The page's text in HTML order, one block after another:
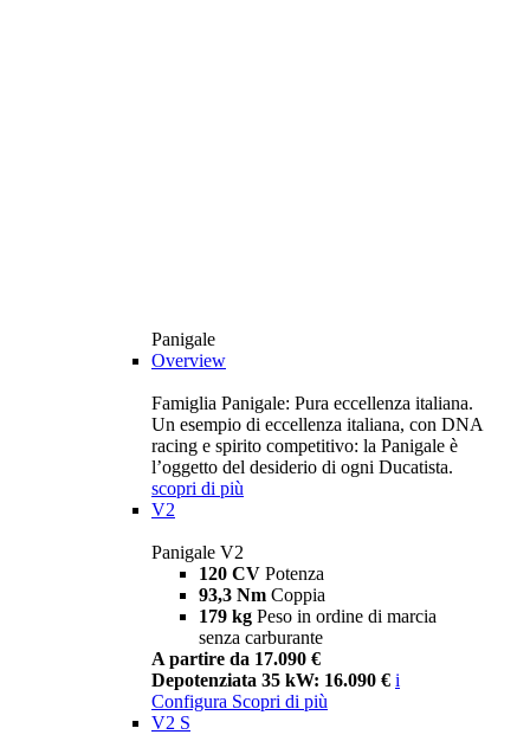
Panigale
Overview
Famiglia Panigale: Pura eccellenza italiana.
Un esempio di eccellenza italiana, con DNA
racing e spirito competitivo: la Panigale è
l’oggetto del desiderio di ogni Ducatista.
scopri di più
V2
Panigale V2
120 CV Potenza
93,3 Nm Coppia
179 kg Peso in ordine di marcia
senza carburante
A partire da 17.090 €
Depotenziata 35 kW: 16.090 € i
Configura Scopri di più
V2 S